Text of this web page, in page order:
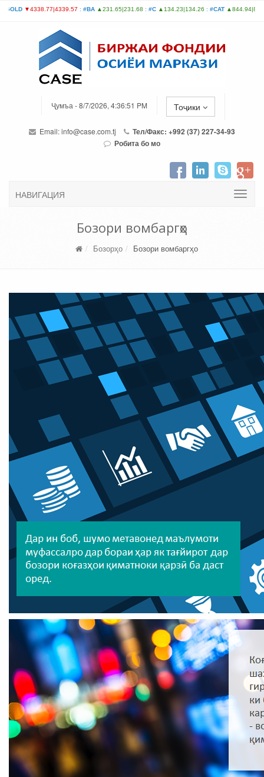
Ҷумъа - 8/7/2026, 4:36:51 PM Тоҷики
Email:info@case.com.tj
Тел/Факс: +992 (37) 227-34-93
Робита бо мо
НАВИГАЦИЯ
Бозори вомбаргҳо
Бозорҳо Бозори вомбаргҳо